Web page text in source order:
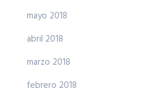
mayo 2018
abril 2018
marzo 2018
febrero 2018